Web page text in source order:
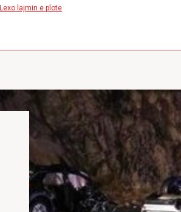
Lexo lajmin e plote